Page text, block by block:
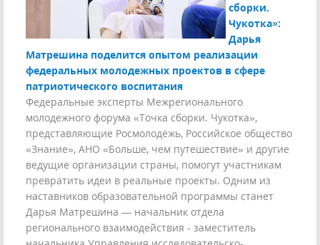
сборки.
Чукотка»:
Дарья
Матрешина поделится опытом реализации
федеральных молодежных проектов в сфере
патриотического воспитания
Федеральные эксперты Межрегионального
молодежного форума «Точка сборки. Чукотка»,
представляющие Росмолодёжь, Российское общество
«Знание», АНО «Больше, чем путешествие» и другие
ведущие организации страны, помогут участникам
превратить идеи в реальные проекты. Одним из
наставников образовательной программы станет
Дарья Матрешина — начальник отдела
регионального взаимодействия - заместитель